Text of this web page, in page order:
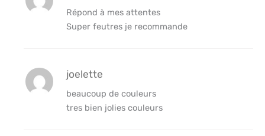
Répond à mes attentes
Super feutres je recommande
joelette
beaucoup de couleurs
tres bien jolies couleurs